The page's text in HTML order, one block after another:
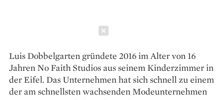
Luis Dobbelgarten gründete 2016 im Alter von 16
Jahren No Faith Studios aus seinem Kinderzimmer in
der Eifel. Das Unternehmen hat sich schnell zu einem
der am schnellsten wachsenden Modeunternehmen